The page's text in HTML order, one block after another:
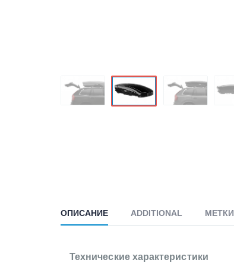
ОПИСАНИЕ ADDITIONAL МЕТКИ
Технические характеристики